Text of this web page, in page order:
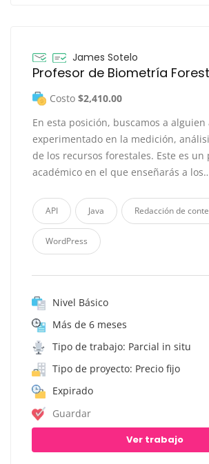
James Sotelo
Profesor de Biometría
Costo $2,410.00
En esta posición, buscamos a
experimentado en la medición,
de los recursos forestales. Este es un
académico en el que enseñarás a
API Java Redacción de
WordPress
Nivel Básico
Más de 6 meses
Tipo de trabajo: Parcial in situ
Tipo de proyecto: Precio fijo
Expirado
Guardar
Ver trabajo